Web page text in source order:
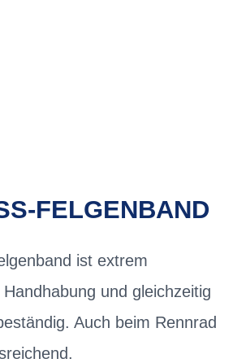
FELGENBAND
ist extrem
und gleichzeitig
Auch beim Rennrad